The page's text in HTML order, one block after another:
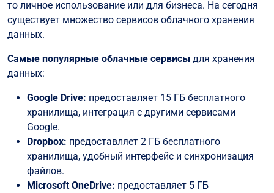
то личное использование или для бизнеса. На сегодня
существует множество сервисов облачного хранения
данных.
Самые популярные облачные сервисы для хранения
данных:
Google Drive: предоставляет 15 ГБ бесплатного
хранилища, интеграция с другими сервисами
Google.
Dropbox: предоставляет 2 ГБ бесплатного
хранилища, удобный интерфейс и синхронизация
файлов.
Microsoft OneDrive: предоставляет 5 ГБ